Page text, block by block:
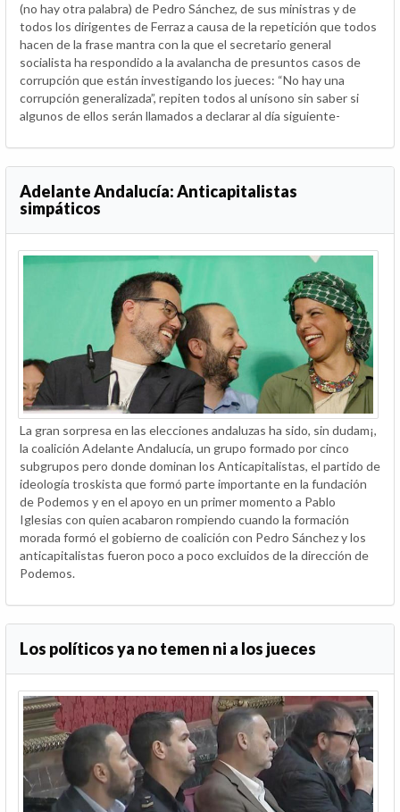
(no hay otra palabra) de Pedro Sánchez, de sus ministras y de
todos los dirigentes de Ferraz a causa de la repetición que todos
hacen de la frase mantra con la que el secretario general
socialista ha respondido a la avalancha de presuntos casos de
corrupción que están investigando los jueces: “No hay una
corrupción generalizada”, repiten todos al unísono sin saber si
algunos de ellos serán llamados a declarar al día siguiente-
Adelante Andalucía: Anticapitalistas
simpáticos
La gran sorpresa en las elecciones andaluzas ha sido, sin dudam¡,
la coalición Adelante Andalucía, un grupo formado por cinco
subgrupos pero donde dominan los Anticapitalistas, el partido de
ideología troskista que formó parte importante en la fundación
de Podemos y en el apoyo en un primer momento a Pablo
Iglesias con quien acabaron rompiendo cuando la formación
morada formó el gobierno de coalición con Pedro Sánchez y los
anticapitalistas fueron poco a poco excluidos de la dirección de
Podemos.
Los políticos ya no temen ni a los jueces